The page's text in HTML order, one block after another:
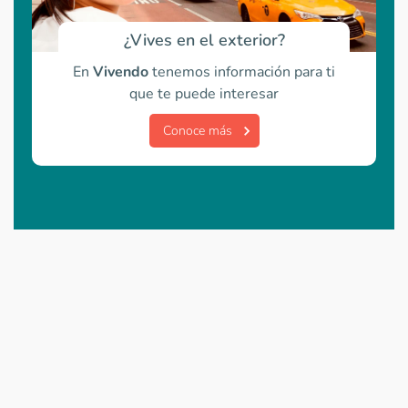
¿Vives en el exterior?
En Vivendotenemos información para ti
que te puede interesar
Conoce más